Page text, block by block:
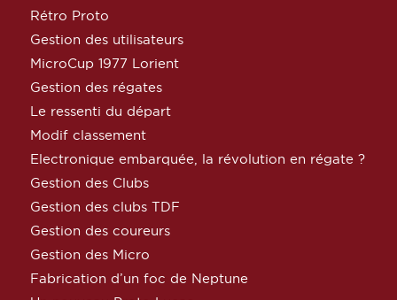
Rétro Proto
Gestion des utilisateurs
MicroCup 1977 Lorient
Gestion des régates
Le ressenti du départ
Modif classement
Electronique embarquée, la révolution en régate ?
Gestion des Clubs
Gestion des clubs TDF
Gestion des coureurs
Gestion des Micro
Fabrication d’un foc de Neptune